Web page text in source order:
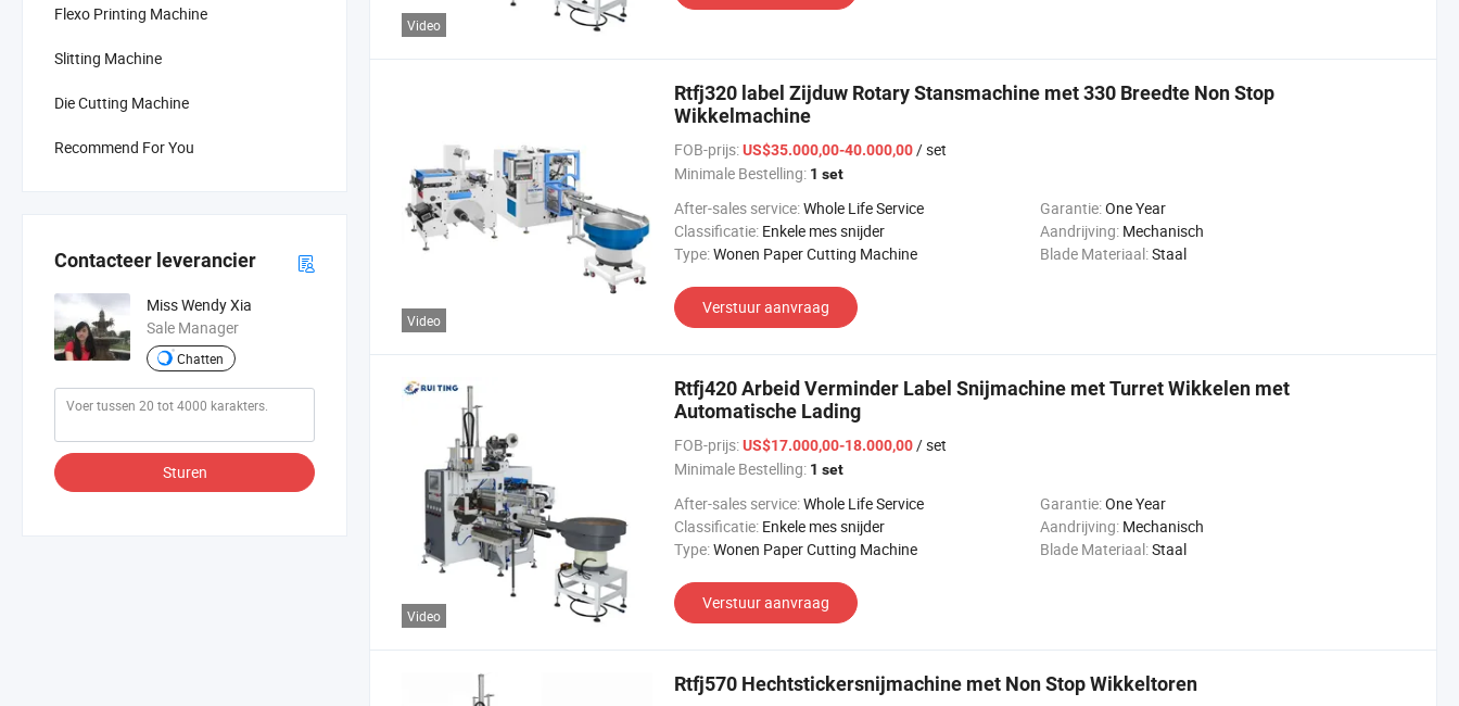
Flexo Printing Machine
Slitting Machine
Die Cutting Machine
Recommend For You
Contacteer leverancier
Miss Wendy Xia
Sale Manager
Chatten
Sturen
Video
Video
Rtfj320 label Zijduw Rotary Stansmachine met 330 Breedte Non Stop
Wikkelmachine
FOB-prijs:US$35.000,00-40.000,00/ set
Minimale Bestelling: 1 set
After-sales service:Whole Life Service Garantie:One Year
Classificatie: Enkele mes snijder Aandrijving: Mechanisch
Type:Wonen Paper Cutting Machine Blade Materiaal:Staal
Verstuur aanvraag
Video
Rtfj420 Arbeid Verminder Label Snijmachine met Turret Wikkelen met
Automatische Lading
FOB-prijs:US$17.000,00-18.000,00/ set
Minimale Bestelling: 1 set
After-sales service:Whole Life Service Garantie:One Year
Classificatie: Enkele mes snijder Aandrijving: Mechanisch
Type:Wonen Paper Cutting Machine Blade Materiaal:Staal
Verstuur aanvraag
Rtfj570 Hechtstickersnijmachine met Non Stop Wikkeltoren